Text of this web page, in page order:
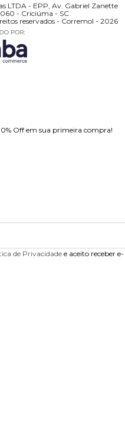
LTDA - EPP, Av. Gabriel Zanette
- Criciúma - SC
reservados - Corremol - 2026
Off em sua primeira compra!
de Privacidade e aceito receber e-